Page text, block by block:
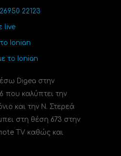
22123
live
Ionian
το Ionian
Digea στην
που καλύπτει την
και την Ν. Στερεά
στη θέση 673 στην
TV καθώς και